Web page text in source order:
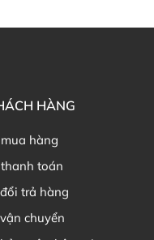
HÀNG
hàng
toán
trả hàng
chuyển